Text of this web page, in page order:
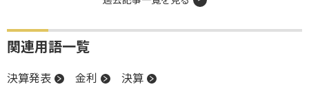
関連用語一覧
決算発表 金利 決算